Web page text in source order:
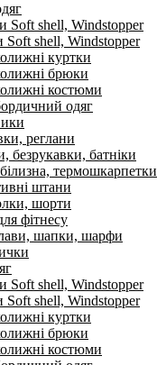
Soft shell, Windstopper
shell, Windstopper
куртки
брюки
костюми
одяг
реглани
безрукавки, батніки
термошкарпетки
штани
шорти
фітнесу
шапки, шарфи
Soft shell, Windstopper
shell, Windstopper
куртки
брюки
костюми